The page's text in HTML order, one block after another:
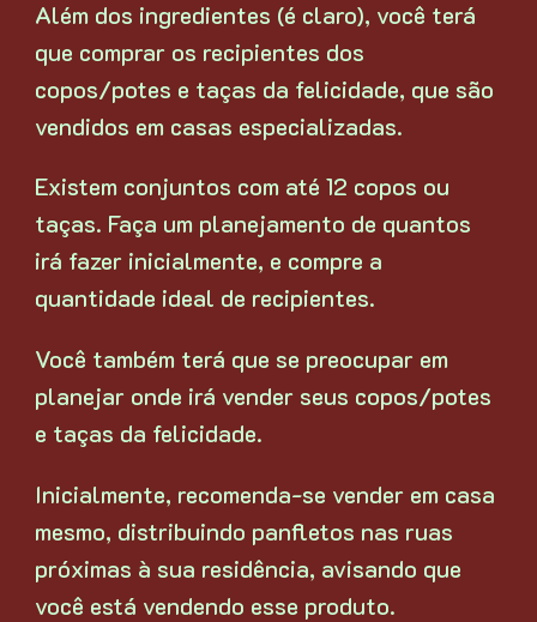
Além dos ingredientes (é claro), você terá
que comprar os recipientes dos
copos/potes e taças da felicidade, que são
vendidos em casas especializadas.
Existem conjuntos com até 12 copos ou
taças. Faça um planejamento de quantos
irá fazer inicialmente, e compre a
quantidade ideal de recipientes.
Você também terá que se preocupar em
planejar onde irá vender seus copos/potes
e taças da felicidade.
Inicialmente, recomenda-se vender em casa
mesmo, distribuindo panfletos nas ruas
próximas à sua residência, avisando que
você está vendendo esse produto.